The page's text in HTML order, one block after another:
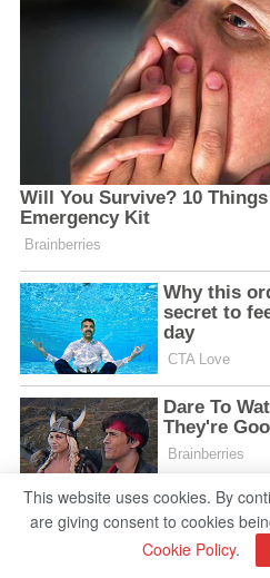
This website uses cookies. By
are giving consent to cookies
Cookie Policy.